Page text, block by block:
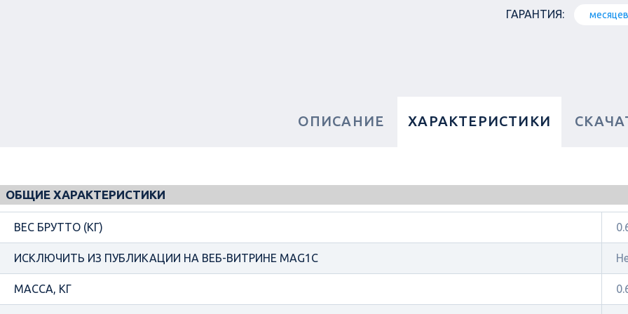
ГАРАНТИЯ: месяцев
ОПИСАНИЕ ХАРАКТЕРИСТИКИ
ОБЩИЕ ХАРАКТЕРИСТИКИ
ВЕС БРУТТО (КГ)
ИСКЛЮЧИТЬ ИЗ ПУБЛИКАЦИИ НА ВЕБ-ВИТРИНЕ MAG1C
МАССА, КГ